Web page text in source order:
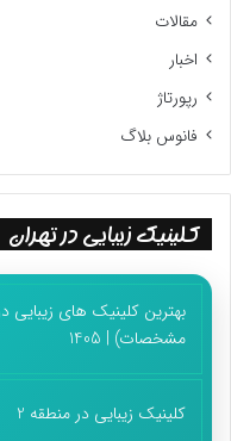
مقالات
اخبار
رپورتاژ
فانوس بلاگ
کلینیک زیبایی در تهران
مشخصات) | 1405
کلینیک زیبایی در منطقه 2